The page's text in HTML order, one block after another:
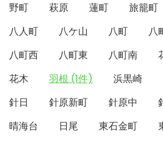
野町
萩原 蓮町 旅籠町
八人町
八ケ山 八町 八
八町西
八町東 八町南
花木
羽根 (1件) 浜黒崎
針日
針原新町 針原中
晴海台
日尾 東石金町